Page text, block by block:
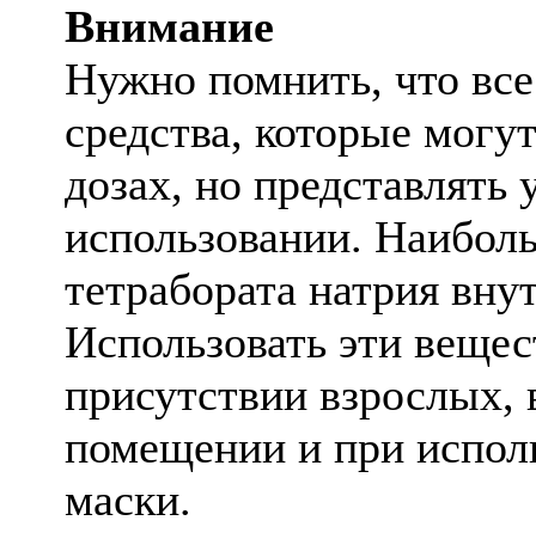
Внимание
Нужно помнить, что
средства, которые
дозах, но
использовании.
тетрабората натрия
Использовать эти
присутствии
помещении и при
маски.